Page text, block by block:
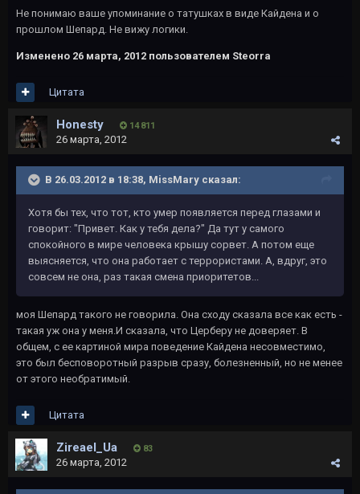
Не понимаю ваше упоминание о татушках в виде Кайдена и о
прошлом Шепард. Не вижу логики.
Изменено 26 марта, 2012 пользователем Steorra
Цитата
Honesty 14 811
26 марта, 2012
В 26.03.2012 в 18:38, MissMary сказал:
Хотя бы тех, что тот, кто умер появляется перед глазами и
говорит: "Привет. Как у тебя дела?" Да тут у самого
спокойного в мире человека крышу сорвет. А потом еще
выясняется, что она работает с террористами. А, вдруг, это
совсем не она, раз такая смена приоритетов...
моя Шепард такого не говорила. Она сходу сказала все как есть -
такая уж она у меня.И сказала, что Церберу не доверяет. В
общем, с ее картиной мира поведение Кайдена несовместимо,
это был бесповоротный разрыв сразу, болезненный, но не менее
от этого необратимый.
Цитата
Zireael_Ua 83
26 марта, 2012